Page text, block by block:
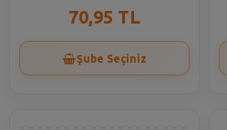
70,95 TL
Şube Seçiniz